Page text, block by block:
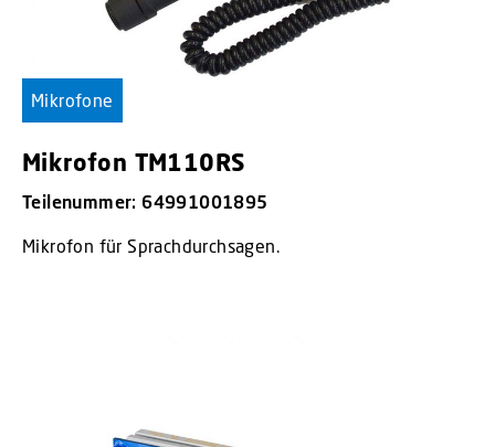
Mikrofone
Mikrofon TM110RS
Teilenummer: 64991001895
Mikrofon für Sprachdurchsagen.